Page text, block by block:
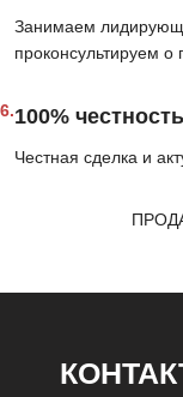
Занимаем
проконсультируем о
6.100% честность
Честная сделка и